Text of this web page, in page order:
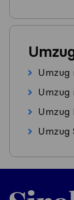
Umzug
Umzug
Umzug
Umzug